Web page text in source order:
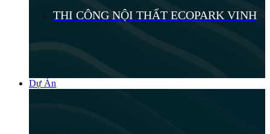
THI CÔNG NỘI THẤT ECOPARK VINH
Dự Án